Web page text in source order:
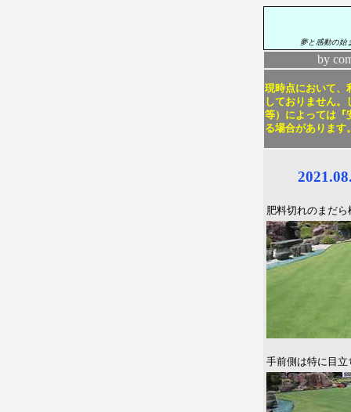
夢と感動の始
by
現時点において、
しておりません
等）によっては『
る場合があります
肥料切れのまだ
手前側は特に目立